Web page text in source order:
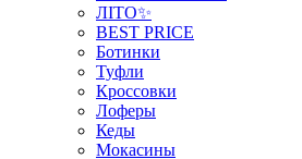
ЛІТО✨
BEST PRICE
Ботинки
Туфли
Кроссовки
Лоферы
Кеды
Мокасины